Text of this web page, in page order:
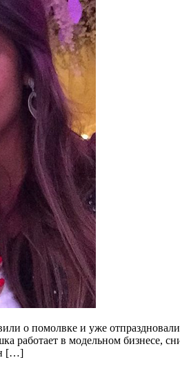
о помолвке и уже
работает в модельном
[…]